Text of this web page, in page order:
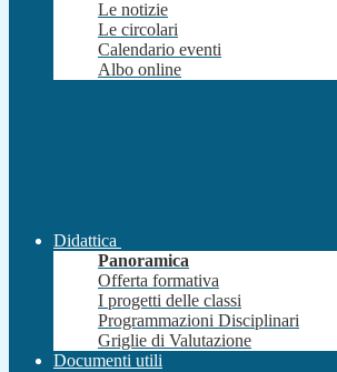
Le notizie
Le circolari
Calendario eventi
Albo online
Didattica
Panoramica
Offerta formativa
I progetti delle classi
Programmazioni Disciplinari
Griglie di Valutazione
Documenti utili